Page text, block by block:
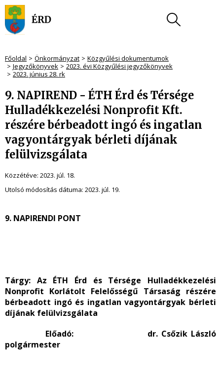
Főoldal Önkormányzat
Közgyűlési dokumentumok
Jegyzőkönyvek
2023. évi Közgyűlési jegyzőkönyvek
2023. június 28. rk
9. NAPIREND - ÉTH Érd és Térsége
Hulladékkezelési Nonprofit Kft.
részére bérbeadott ingó és ingatlan
vagyontárgyak bérleti díjának
felülvizsgálata
Közzétéve: 2023. júl. 18.
Utolsó módosítás dátuma: 2023. júl. 19.
9. NAPIRENDI PONT
Tárgy: Az ÉTH Érd és Térsége Hulladékkezelési
Nonprofit Korlátolt Felelősségű Társaság részére
bérbeadott ingó és ingatlan vagyontárgyak bérleti
díjának felülvizsgálata
Előadó: dr. Csőzik László
polgármester